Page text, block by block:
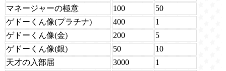
マネージャーの極意
100
50
ゲドーくん像(プラチナ)
400
1
ゲドーくん像(金)
200
5
ゲドーくん像(銀)
50
10
天才の入部届
3000
1